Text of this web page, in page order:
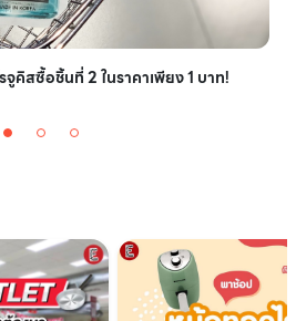
คิสซื้อชิ้นที่ 2 ในราคาเพียง 1 บาท!